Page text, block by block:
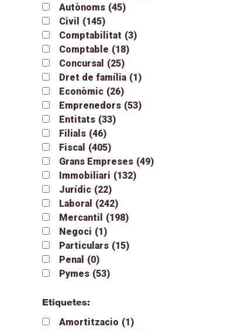
Autònoms (45)
Civil
(145)
Comptabilitat (3)
Comptable (18)
Concursal (25)
Dret de família (1)
Econòmic (26)
Emprenedors (53)
Entitats (33)
Filials (46)
Fiscal (405)
Grans Empreses (49)
Immobiliari (132)
Jurídic (22)
Laboral (242)
Mercantil
(198)
Negoci (1)
Particulars (15)
Penal (0)
Pymes (53)
Etiquetes:
Amortitzacio (1)